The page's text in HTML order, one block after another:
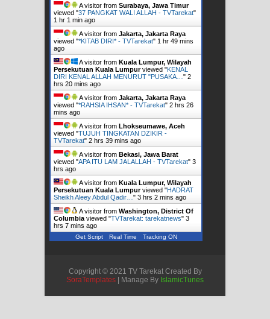
A visitor from Surabaya, Jawa Timur
viewed "37 PANGKAT WALI ALLAH - TVTarekat"
1 hr 1 min ago
A visitor from Jakarta, Jakarta Raya
viewed "*KITAB DIRI* - TVTarekat" 1 hr 49 mins
ago
A visitor from Kuala Lumpur, Wilayah
Persekutuan Kuala Lumpurviewed "KENAL
DIRI KENAL ALLAH MENURUT "PUSAKA… " 2
hrs 20 mins ago
A visitor from Jakarta, Jakarta Raya
viewed "*RAHSIA IHSAN* - TVTarekat" 2 hrs 26
mins ago
A visitor from Lhokseumawe, Aceh
viewed "TUJUH TINGKATAN DZIKIR -
TVTarekat" 2 hrs 39 mins ago
A visitor from Bekasi, Jawa Barat
viewed "APA ITU LAM JALALLAH - TVTarekat" 3
hrs ago
A visitor from Kuala Lumpur, Wilayah
Persekutuan Kuala Lumpurviewed "HADRAT
Sheikh Aleey Abdul Qadir… " 3 hrs 2 mins ago
A visitor from Washington, District Of
Columbia viewed "TVTarekat: tarekatnews" 3
hrs 7 mins ago
Get Script Real Time Tracking ON
Copyright © 2021 TV Tarekat Created By
SoraTemplates | Manage By IslamicTunes